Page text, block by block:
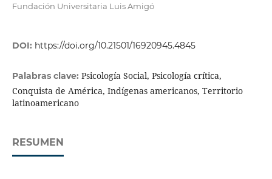
Fundación Universitaria Luis Amigó
DOI: https://doi.org/10.21501/16920945.4845
Palabras clave: Psicología Social, Psicología crítica,
Conquista de América, Indígenas americanos, Territorio
latinoamericano
RESUMEN